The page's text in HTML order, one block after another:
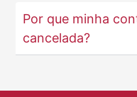
Por que minha
cancelada?